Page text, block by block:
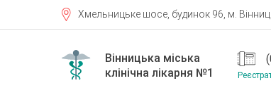
Хмельницьке шосе, будинок 96, м.